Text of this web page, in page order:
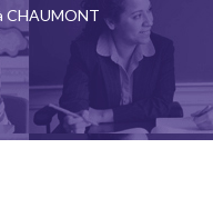
CHAUMONT